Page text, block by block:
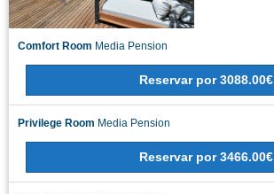
Comfort Room Media Pension
Reservar por 3088.00€
Privilege Room Media Pension
Reservar por 3466.00€